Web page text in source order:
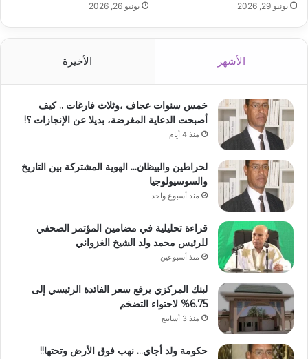
يونيو 29, 2026 يونيو 26, 2026
الأشهر الأخيرة
خمس سنوات عجاف ،وثلاث فارغات .. كيف
أصبحت الدعاية المغرضة، بديلا عن الإنجازات ؟!
منذ 4 أيام
لحراطين والبيظان… الهوية المشتركة بين التاريخ
والسوسيولوجيا
منذ أسبوع واحد
قراءة تحليلية في مضامين المؤتمر الصحفي
للرئيس محمد ولد الشيخ الغزواني
منذ أسبوعين
لبنك المركزي يرفع سعر الفائدة الرئيسي إلى
6.75% لاحتواء التضخم
منذ 3 أسابيع
حكومة ولد أجاي… نهب فوق الأرض وتحتها!!